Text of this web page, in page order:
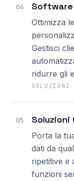
04 Software
Ottimizza
Gestisci
ridurre gli
SOLUZIONI
05 Soluzioni
Porta la
dati da
ripetitive e
funzioni